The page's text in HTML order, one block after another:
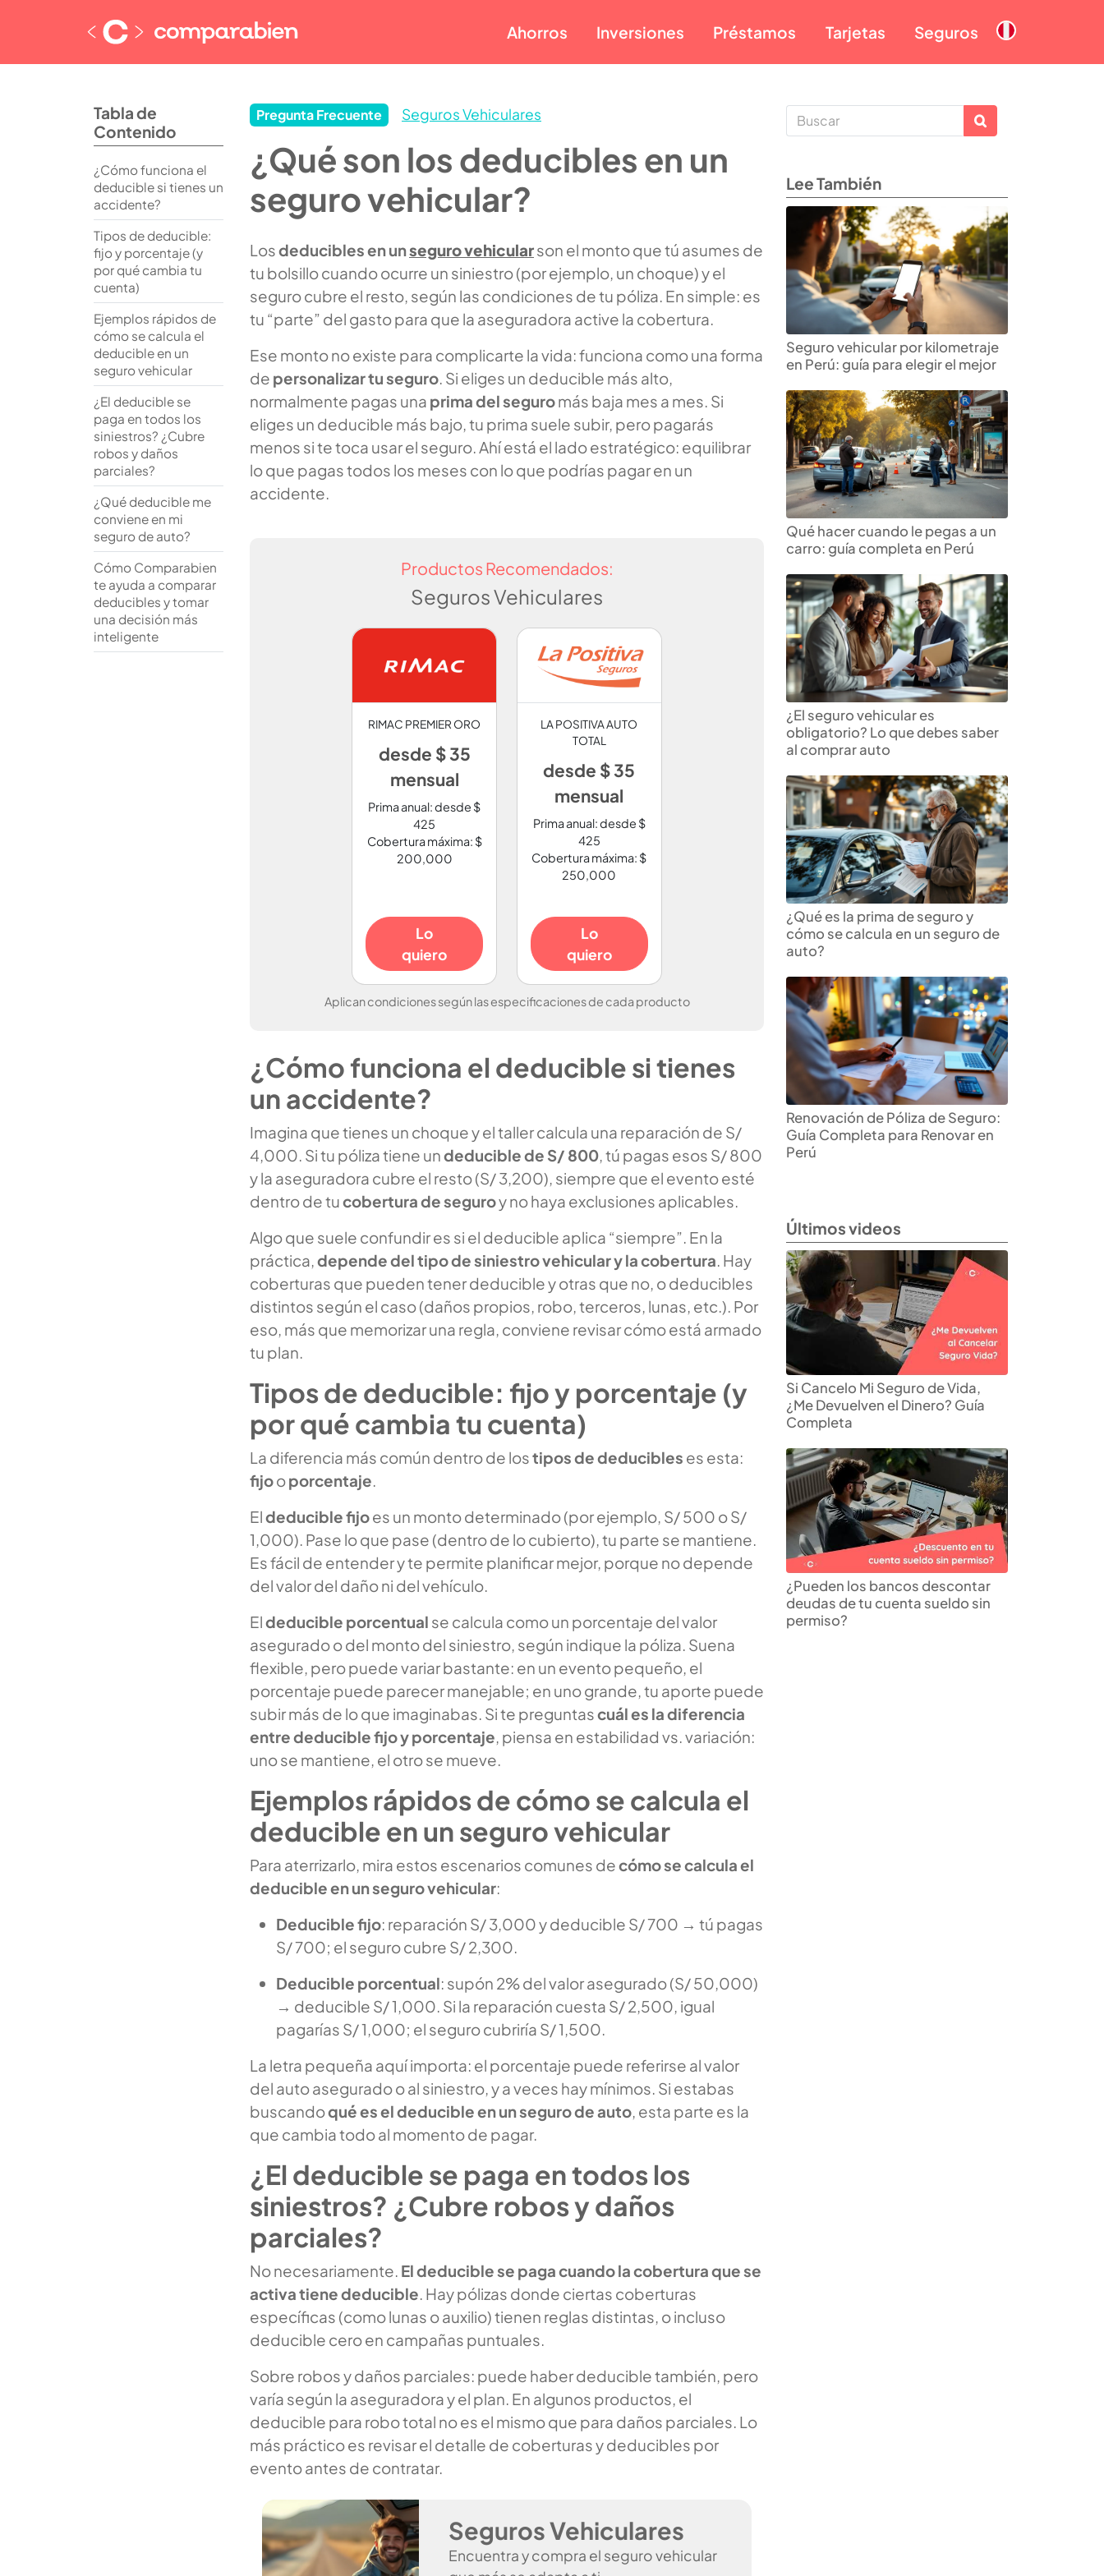
Ahorros Inversiones Préstamos Tarjetas Seguros
Pregunta Frecuente Seguros Vehiculares
¿Qué son los deducibles en un
seguro vehicular?
Losdeducibles en unseguro vehicularson el monto que tú asumes de
tu bolsillo cuando ocurre un siniestro (por ejemplo, un choque) y el
seguro cubre el resto, según las condiciones de tu póliza. En simple: es
tu “parte” del gasto para que la aseguradora active la cobertura.
Ese monto no existe para complicarte la vida: funciona como una forma
de personalizar tu seguro . Si eliges un deducible más alto,
normalmente pagas una prima del seguromás baja mes a mes. Si
eliges un deducible más bajo, tu prima suele subir, pero pagarás
menos si te toca usar el seguro. Ahí está el lado estratégico: equilibrar
lo que pagas todos los meses con lo que podrías pagar en un
accidente.
Productos Recomendados:
Seguros Vehiculares
RIMAC PREMIER ORO
desde $ 35
mensual
Prima anual: desde $
425
Cobertura máxima: $
200,000
Lo
quiero
LA POSITIVA AUTO
TOTAL
desde $ 35
mensual
Prima anual: desde $
425
Cobertura máxima: $
250,000
Lo
quiero
Aplican condiciones según las especificaciones de cada producto
¿Cómo funciona el deducible si tienes
un accidente?
Imagina que tienes un choque y el taller calcula una reparación de S/
4,000. Si tu póliza tiene undeducible de S/ 800, tú pagas esos S/ 800
y la aseguradora cubre el resto (S/ 3,200), siempre que el evento esté
dentro de tucobertura de seguroy no haya exclusiones aplicables.
Algo que suele confundir es si el deducible aplica “siempre”. En la
práctica,depende del tipo de siniestro vehicular y la cobertura. Hay
coberturas que pueden tener deducible y otras que no, o deducibles
distintos según el caso (daños propios, robo, terceros, lunas, etc.). Por
eso, más que memorizar una regla, conviene revisar cómo está armado
tu plan.
Tipos de deducible: fijo y porcentaje (y
por qué cambia tu cuenta)
La diferencia más común dentro de lostipos de deducibles es esta:
fijooporcentaje.
Eldeducible fijoes un monto determinado (por ejemplo, S/ 500 o S/
1,000). Pase lo que pase (dentro de lo cubierto), tu parte se mantiene.
Es fácil de entender y te permite planificar mejor, porque no depende
del valor del daño ni del vehículo.
Eldeducible porcentual se calcula como un porcentaje del valor
asegurado o del monto del siniestro, según indique la póliza. Suena
flexible, pero puede variar bastante: en un evento pequeño, el
porcentaje puede parecer manejable; en uno grande, tu aporte puede
subir más de lo que imaginabas. Si te preguntascuál es la diferencia
entre deducible fijo y porcentaje, piensa en estabilidad vs. variación:
uno se mantiene, el otro se mueve.
Ejemplos rápidos de cómo se calcula el
deducible en un seguro vehicular
Para aterrizarlo, mira estos escenarios comunes decómo se calcula el
deducible en un seguro vehicular:
Deducible fijo: reparación S/ 3,000 y deducible S/ 700 → tú pagas
S/ 700; el seguro cubre S/ 2,300.
Deducible porcentual: supón 2% del valor asegurado (S/ 50,000)
→ deducible S/ 1,000. Si la reparación cuesta S/ 2,500, igual
pagarías S/ 1,000; el seguro cubriría S/ 1,500.
La letra pequeña aquí importa: el porcentaje puede referirse al valor
del auto asegurado o al siniestro, y a veces hay mínimos. Si estabas
buscandoqué es el deducible en un seguro de auto, esta parte es la
que cambia todo al momento de pagar.
¿El deducible se paga en todos los
siniestros? ¿Cubre robos y daños
parciales?
No necesariamente. El deducible se paga cuando la cobertura que se
activa tiene deducible. Hay pólizas donde ciertas coberturas
específicas (como lunas o auxilio) tienen reglas distintas, o incluso
deducible cero en campañas puntuales.
Sobre robos y daños parciales: puede haber deducible también, pero
varía según la aseguradora y el plan. En algunos productos, el
deducible para robo total no es el mismo que para daños parciales. Lo
más práctico es revisar el detalle de coberturas y deducibles por
evento antes de contratar.
Seguros Vehiculares
Encuentra y compra el seguro vehicular
Tabla de
Contenido
¿Cómo funciona el
deducible si tienes un
accidente?
Tipos de deducible:
fijo y porcentaje (y
por qué cambia tu
cuenta)
Ejemplos rápidos de
cómo se calcula el
deducible en un
seguro vehicular
¿El deducible se
paga en todos los
siniestros? ¿Cubre
robos y daños
parciales?
¿Qué deducible me
conviene en mi
seguro de auto?
Cómo Comparabien
te ayuda a comparar
deducibles y tomar
una decisión más
inteligente
Lee También
Seguro vehicular por kilometraje
en Perú: guía para elegir el mejor
Qué hacer cuando le pegas a un
carro: guía completa en Perú
¿El seguro vehicular es
obligatorio? Lo que debes saber
al comprar auto
¿Qué es la prima de seguro y
cómo se calcula en un seguro de
auto?
Renovación de Póliza de Seguro:
Guía Completa para Renovar en
Perú
Últimos videos
Si Cancelo Mi Seguro de Vida,
¿Me Devuelven el Dinero? Guía
Completa
¿Pueden los bancos descontar
deudas de tu cuenta sueldo sin
permiso?